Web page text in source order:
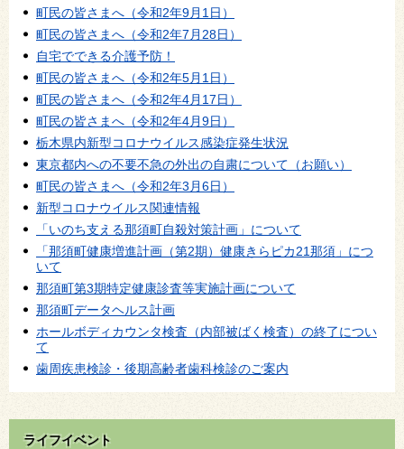
町民の皆さまへ（令和2年9月1日）
町民の皆さまへ（令和2年7月28日）
自宅でできる介護予防！
町民の皆さまへ（令和2年5月1日）
町民の皆さまへ（令和2年4月17日）
町民の皆さまへ（令和2年4月9日）
栃木県内新型コロナウイルス感染症発生状況
東京都内への不要不急の外出の自粛について（お願い）
町民の皆さまへ（令和2年3月6日）
新型コロナウイルス関連情報
「いのち支える那須町自殺対策計画」について
「那須町健康増進計画（第2期）健康きらピカ21那須」につ
いて
那須町第3期特定健康診査等実施計画について
那須町データヘルス計画
ホールボディカウンタ検査（内部被ばく検査）の終了につい
て
歯周疾患検診・後期高齢者歯科検診のご案内
ライフイベント